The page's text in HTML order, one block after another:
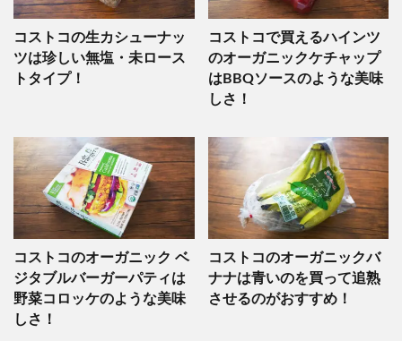
コストコの生カシューナッ
ツは珍しい無塩・未ロース
トタイプ！
コストコで買えるハインツ
のオーガニックケチャップ
はBBQソースのような美味
しさ！
コストコのオーガニック ベ
ジタブルバーガーパティは
野菜コロッケのような美味
しさ！
コストコのオーガニックバ
ナナは青いのを買って追熟
させるのがおすすめ！